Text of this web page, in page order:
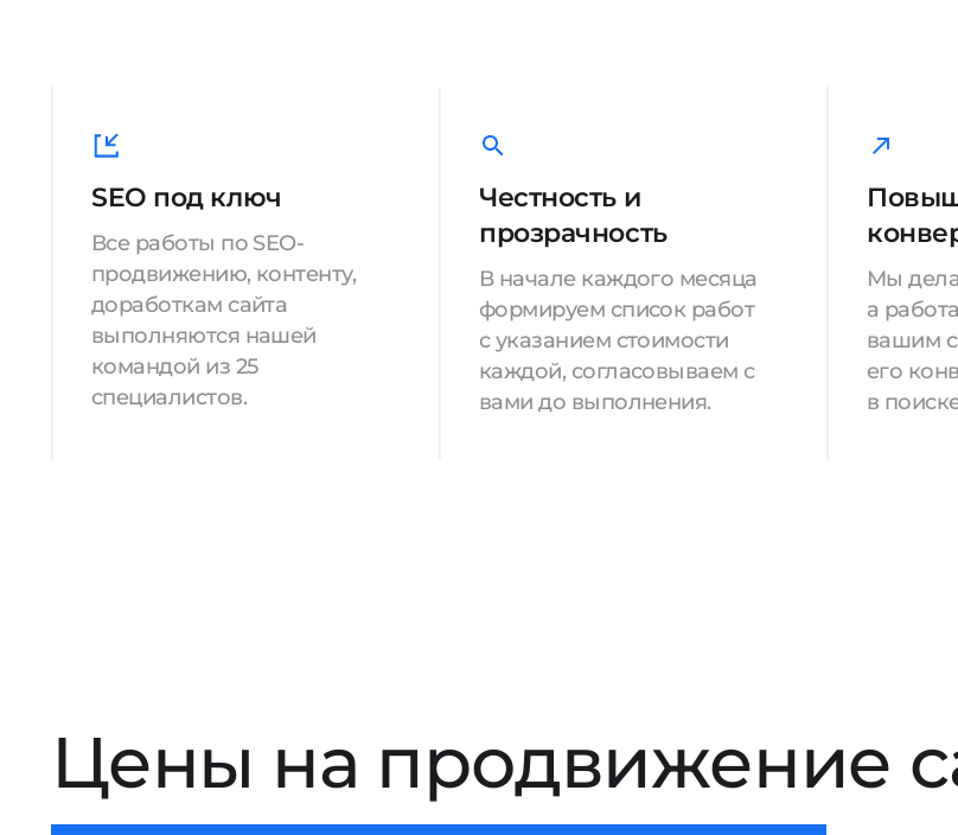
SEO под ключ
Все работы по SEO-
продвижению, контенту,
доработкам сайта
выполняются нашей
командой из 25
специалистов.
Честность и
прозрачность
В начале каждого месяца
формируем список работ
с указанием стоимости
каждой, согласовываем с
вами до выполнения.
Мы
а
вашим
его
в
Цены на продвижение